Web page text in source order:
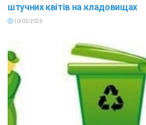
штучних квітів на кладовищах
10/03/2026